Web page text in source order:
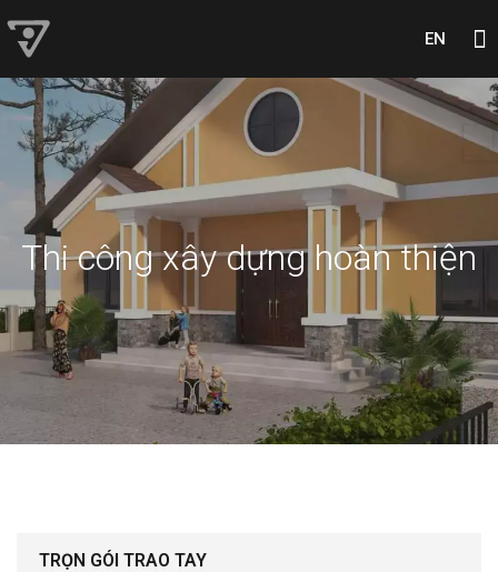
EN
Thi công xây dựng hoàn thiện
TRỌN GÓI TRAO TAY